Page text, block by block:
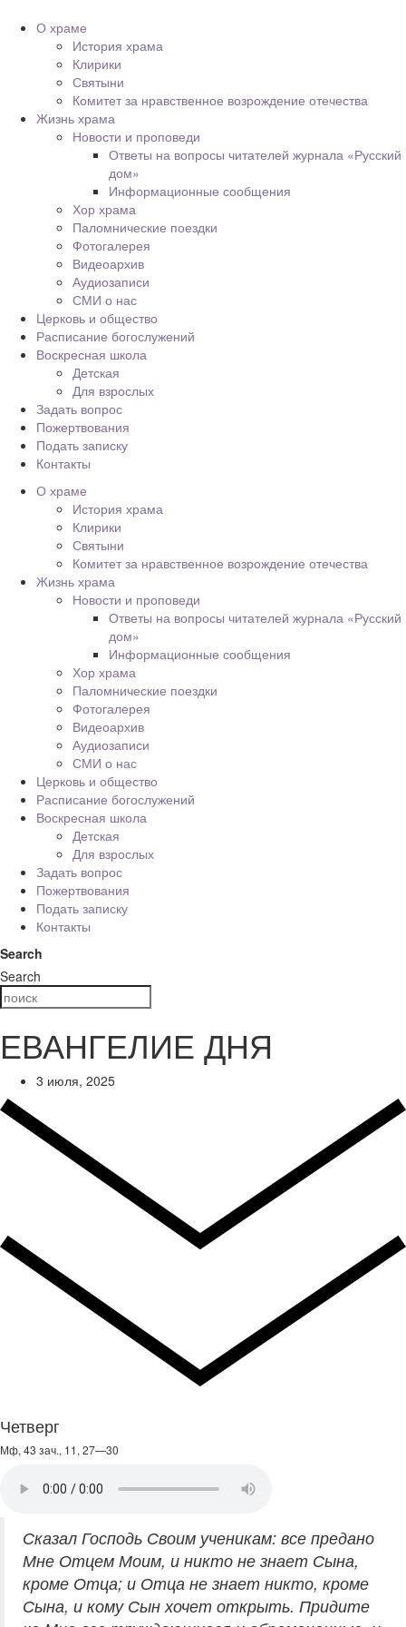
О храме
История храма
Клирики
Святыни
Комитет за нравственное возрождение отечества
Жизнь храма
Новости и проповеди
Ответы на вопросы читателей журнала «Русский
дом»
Информационные сообщения
Хор храма
Паломнические поездки
Фотогалерея
Видеоархив
Аудиозаписи
СМИ о нас
Церковь и общество
Расписание богослужений
Воскресная школа
Детская
Для взрослых
Задать вопрос
Пожертвования
Подать записку
Контакты
О храме
История храма
Клирики
Святыни
Комитет за нравственное возрождение отечества
Жизнь храма
Новости и проповеди
Ответы на вопросы читателей журнала «Русский
дом»
Информационные сообщения
Хор храма
Паломнические поездки
Фотогалерея
Видеоархив
Аудиозаписи
СМИ о нас
Церковь и общество
Расписание богослужений
Воскресная школа
Детская
Для взрослых
Задать вопрос
Пожертвования
Подать записку
Контакты
Search
Search
ЕВАНГЕЛИЕ ДНЯ
3 июля, 2025
Четверг
Мф, 43 зач., 11, 27—30
Сказал Господь Своим ученикам: все предано
Мне Отцем Моим, и никто не знает Сына,
кроме Отца; и Отца не знает никто, кроме
Сына, и кому Сын хочет открыть. Придите